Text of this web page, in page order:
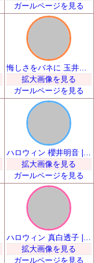
ガールページを見る
悔しさをバネに 玉井麗巳 | SSR
拡大画像を見る
ガールページを見る
ハロウィン 櫻井明音 | SSR
拡大画像を見る
ガールページを見る
ハロウィン 真白透子 | SSR
拡大画像を見る
ガールページを見る